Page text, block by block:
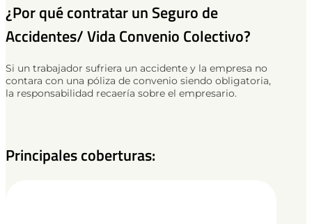
¿Por qué contratar un Seguro de
Accidentes/ Vida Convenio Colectivo?
Si un trabajador sufriera un accidente y la empresa no
contara con una póliza de convenio siendo obligatoria,
la responsabilidad recaería sobre el empresario.
Principales coberturas: